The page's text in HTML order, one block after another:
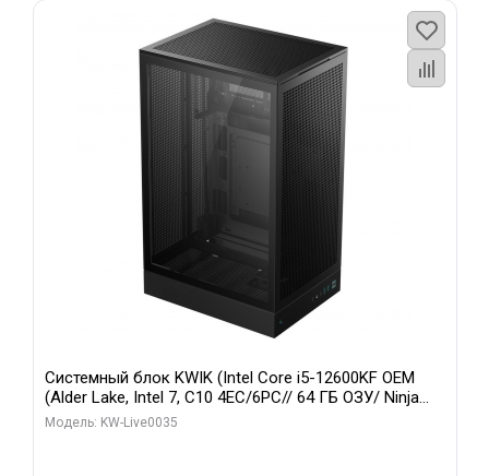
Системный блок KWIK (Intel Core i5-12600KF OEM
(Alder Lake, Intel 7, C10 4EC/6PC// 64 ГБ ОЗУ/ Ninja
Sinotex GTX1650 4GB 128bit GDDR6 DVI DP HDMI 2/
Модель: KW-Live0035